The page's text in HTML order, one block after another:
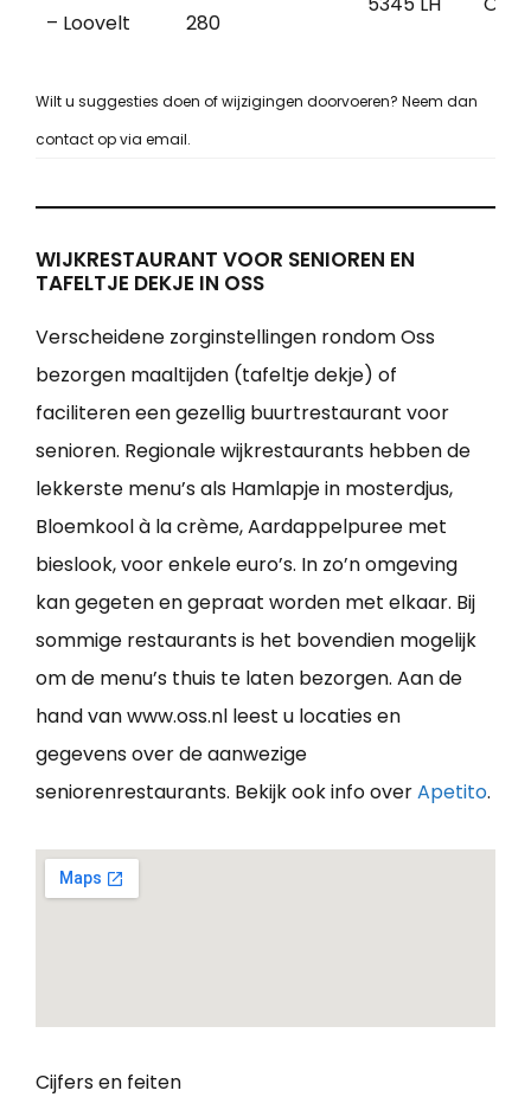
– Loovelt 280
Wilt u suggesties doen of wijzigingen doorvoeren? Neem dan
contact op via email.
WIJKRESTAURANT VOOR SENIOREN EN
TAFELTJE DEKJE IN OSS
Verscheidene zorginstellingen rondom Oss
bezorgen maaltijden (tafeltje dekje) of
faciliteren een gezellig buurtrestaurant voor
senioren. Regionale wijkrestaurants hebben de
lekkerste menu’s als Hamlapje in mosterdjus,
Bloemkool à la crème, Aardappelpuree met
bieslook, voor enkele euro’s. In zo’n omgeving
kan gegeten en gepraat worden met elkaar. Bij
sommige restaurants is het bovendien mogelijk
om de menu’s thuis te laten bezorgen. Aan de
hand van www.oss.nl leest u locaties en
gegevens over de aanwezige
seniorenrestaurants. Bekijk ook info overApetito.
Cijfers en feiten